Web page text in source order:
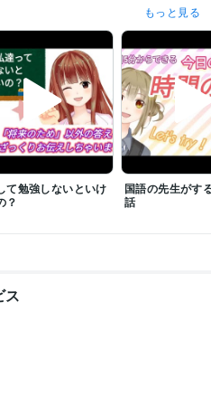
もっと見る
て勉強しないといけ
？
国語の先生がす
話
ス